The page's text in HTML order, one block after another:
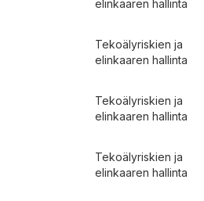
elinkaaren hallinta
Tekoälyriskien ja
elinkaaren hallinta
Tekoälyriskien ja
elinkaaren hallinta
Tekoälyriskien ja
elinkaaren hallinta